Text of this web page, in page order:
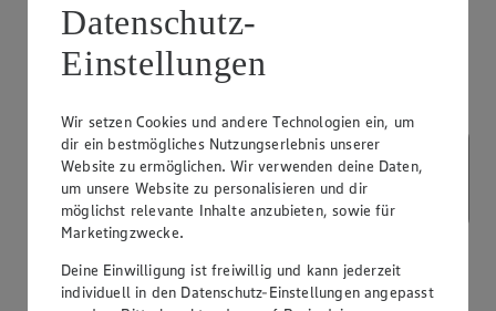
Datenschutz-
Einstellungen
Wir setzen Cookies und andere Technologien ein, um
dir ein bestmögliches Nutzungserlebnis unserer
Website zu ermöglichen. Wir verwenden deine Daten,
um unsere Website zu personalisieren und dir
möglichst relevante Inhalte anzubieten, sowie für
Marketingzwecke.
Deine Einwilligung ist freiwillig und kann jederzeit
individuell in den Datenschutz-Einstellungen angepasst